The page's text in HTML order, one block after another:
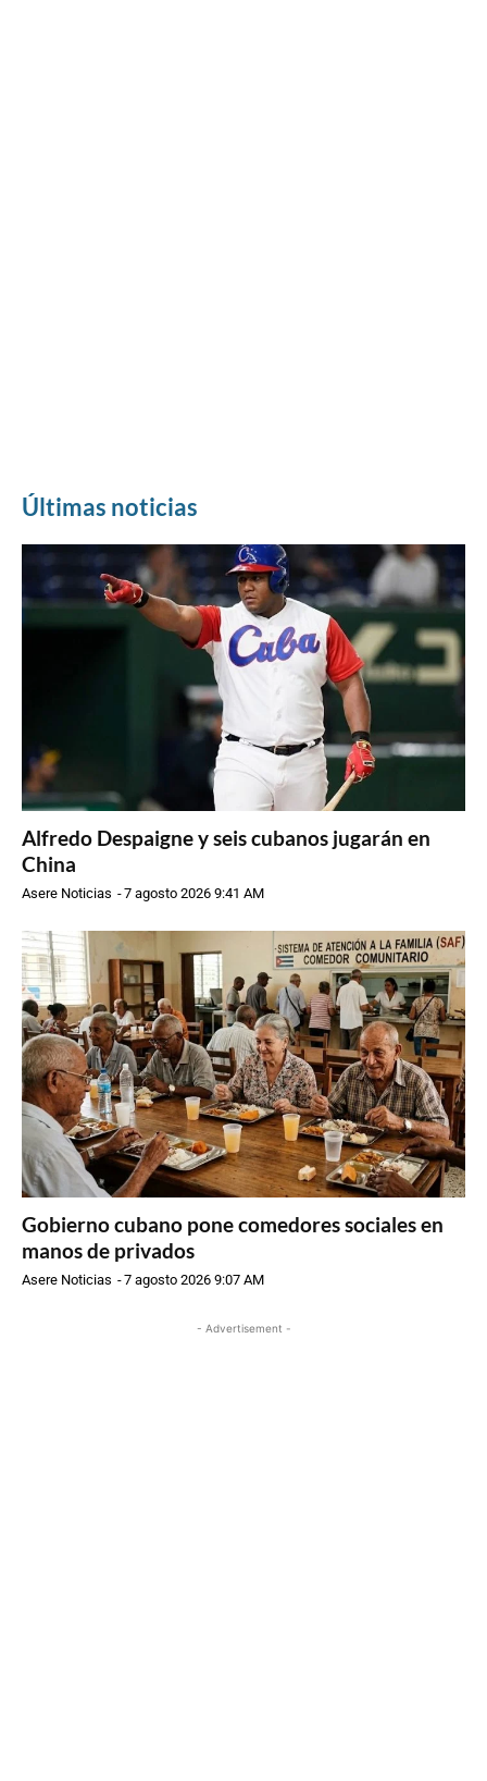
Últimas noticias
Alfredo Despaigne y seis cubanos jugarán en
China
Asere Noticias -7 agosto 2026 9:41 AM
Gobierno cubano pone comedores sociales en
manos de privados
Asere Noticias -7 agosto 2026 9:07 AM
- Advertisement -